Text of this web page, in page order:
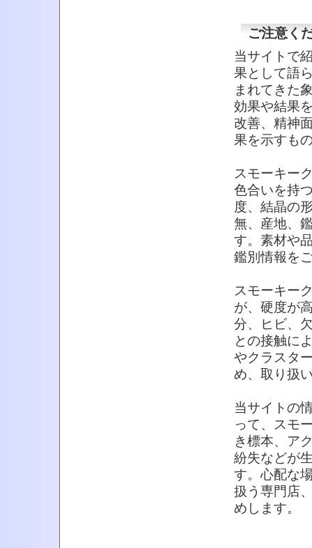
ご注意く
当サイトで
果として語
まれてきた
効果や結果
改善、精神
果を示すも
スモーキー
色合いを持
度、結晶の
無、産地、
す。素材や
鑑別情報を
スモーキー
が、硬度が
分、ヒビ、
との接触に
やクラスタ
め、取り扱
当サイトの
って、スモ
き標本、ア
紛失などが
す。心配な
扱う専門店
めします。